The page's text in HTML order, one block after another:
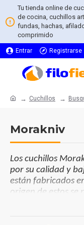
Tu tienda online de
de cocina, cuchillos
fundas, hachas,
comprimido
Entrar Registrarse
Cuchillos
Morakniv
Los cuchillos
por su calidad y
están fabricados
origen de estos se